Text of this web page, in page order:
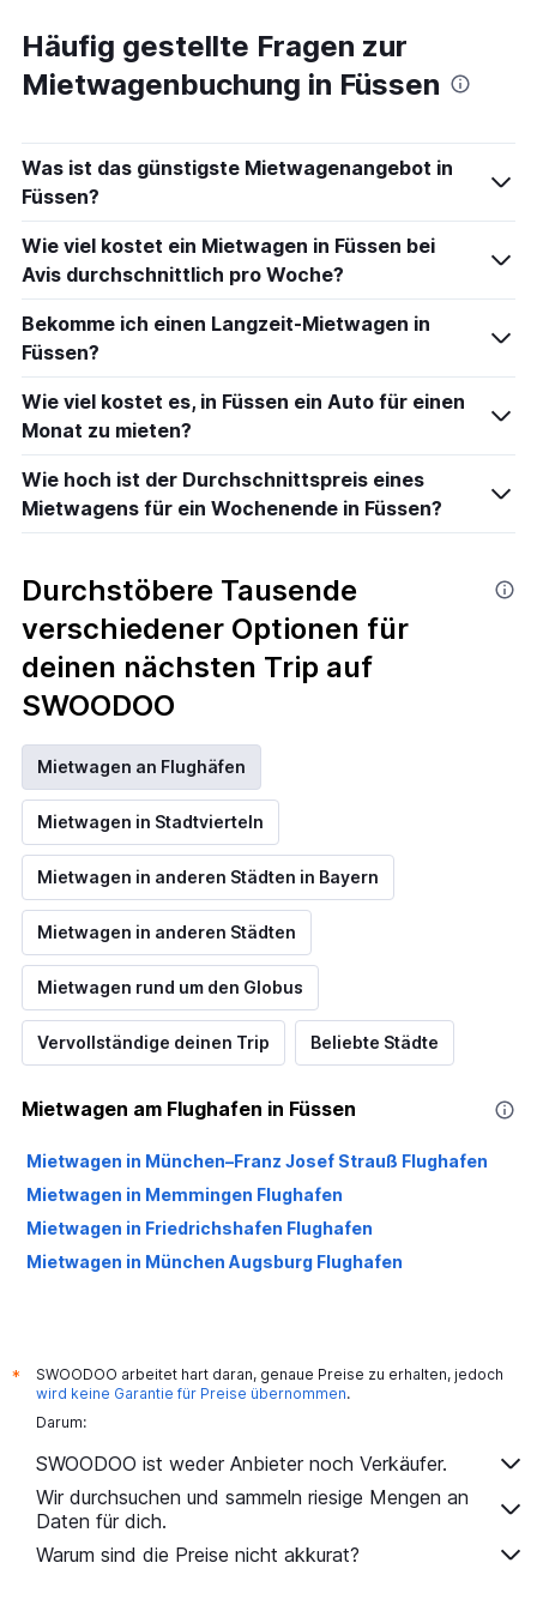
Häufig gestellte Fragen zur
Mietwagenbuchung in Füssen
Was ist das günstigste Mietwagenangebot in
Füssen?
Wie viel kostet ein Mietwagen in Füssen bei
Avis durchschnittlich pro Woche?
Bekomme ich einen Langzeit-Mietwagen in
Füssen?
Wie viel kostet es, in Füssen ein Auto für einen
Monat zu mieten?
Wie hoch ist der Durchschnittspreis eines
Mietwagens für ein Wochenende in Füssen?
Durchstöbere Tausende
verschiedener Optionen für
deinen nächsten Trip auf
SWOODOO
Mietwagen an Flughäfen
Mietwagen in Stadtvierteln
Mietwagen in anderen Städten in Bayern
Mietwagen in anderen Städten
Mietwagen rund um den Globus
Vervollständige deinen Trip Beliebte Städte
Mietwagen am Flughafen in Füssen
Mietwagen in München–Franz Josef Strauß Flughafen
Mietwagen in Memmingen Flughafen
Mietwagen in Friedrichshafen Flughafen
Mietwagen in München Augsburg Flughafen
*
SWOODOO arbeitet hart daran, genaue Preise zu erhalten, jedoch
wird keine Garantie für Preise übernommen.
Darum:
SWOODOO ist weder Anbieter noch Verkäufer.
Wir durchsuchen und sammeln riesige Mengen an
Daten für dich.
Warum sind die Preise nicht akkurat?